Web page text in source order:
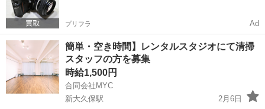
プリフラ Ad
簡単・空き時間】レンタルスタジオにて清掃
スタッフの方を募集
時給1,500円
合同会社MYC
新大久保駅
2月6日